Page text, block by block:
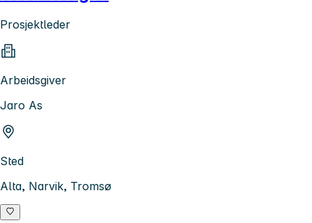
Prosjektleder
Arbeidsgiver
Jaro As
Sted
Alta, Narvik, Tromsø